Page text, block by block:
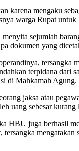
karena mengaku
warga Rupat
menyita sejumlah
dokumen yang
tersangka
terpidana dari
di Mahkamah Agung.
jaksa atau
uang sebesar
HBU juga berhasil